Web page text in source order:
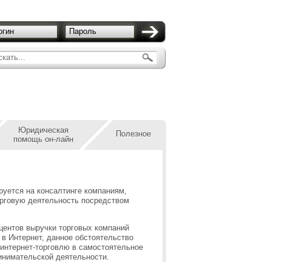
Пароль
Юридическая
помощь он-лайн
Полезное
на консалтинге компаниям,
деятельность посредством
выручки торговых компаний
Интернет, данное обстоятельство
торговлю в самостоятельное
деятельности.